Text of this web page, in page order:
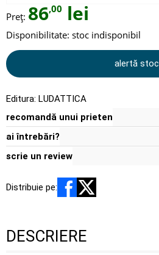
Preț: 86,00 lei
Disponibilitate: stoc indisponibil
alertă stoc
Editura: LUDATTICA
recomandă unui prieten
ai întrebări?
scrie un review
Distribuie pe:
DESCRIERE